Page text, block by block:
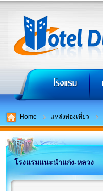
Home แหล่งท่องเที่ยว
โรงแรมแนะนำแก่ง-หลวง